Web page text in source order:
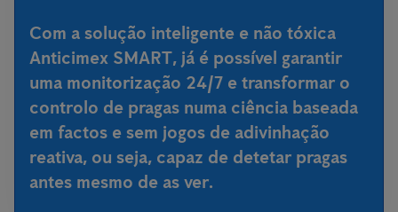
Com a solução inteligente e não tóxica
Anticimex SMART, já é possível garantir
uma monitorização 24/7 e transformar o
controlo de pragas numa ciência baseada
em factos e sem jogos de adivinhação
reativa, ou seja, capaz de detetar pragas
antes mesmo de as ver.